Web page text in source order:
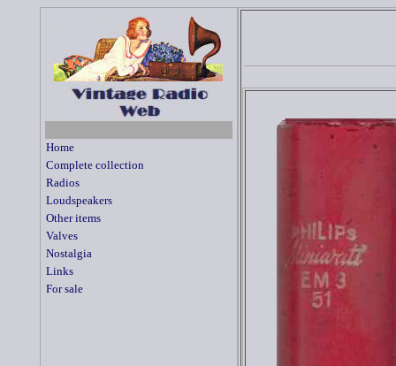
Home
Complete collection
Radios
Loudspeakers
Other items
Valves
Nostalgia
Links
For sale